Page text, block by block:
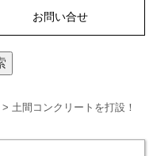
お問い合せ
> 土間コンクリートを打設！